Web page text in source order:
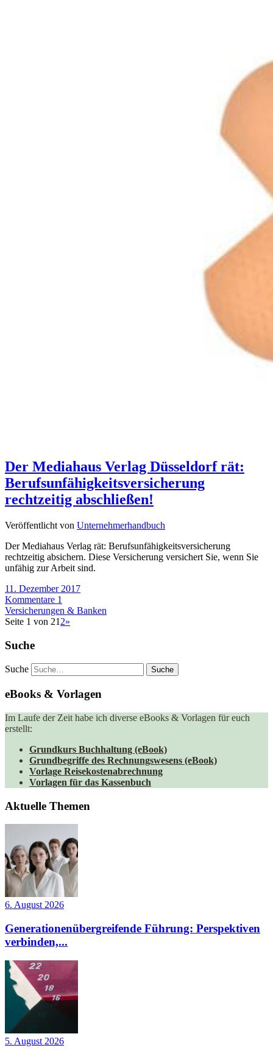
Der Mediahaus Verlag Düsseldorf rät:
Berufsunfähigkeitsversicherung
rechtzeitig abschließen!
Veröffentlicht von Unternehmerhandbuch
Der Mediahaus Verlag rät: Berufsunfähigkeitsversicherung
rechtzeitig absichern. Diese Versicherung versichert Sie, wenn Sie
unfähig zur Arbeit sind.
11. Dezember 2017
Kommentare 1
Versicherungen & Banken
Seite 1 von 21 2»
Suche
Suche
eBooks & Vorlagen
Im Laufe der Zeit habe ich diverse eBooks & Vorlagen für euch
erstellt:
Grundkurs Buchhaltung (eBook)
Grundbegriffe des Rechnungswesens (eBook)
Vorlage Reisekostenabrechnung
Vorlagen für das Kassenbuch
Aktuelle Themen
6. August 2026
Generationenübergreifende Führung: Perspektiven
verbinden,...
5. August 2026